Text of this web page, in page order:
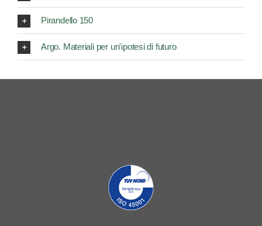
Pirandello 150
Argo. Materiali per un'ipotesi di futuro